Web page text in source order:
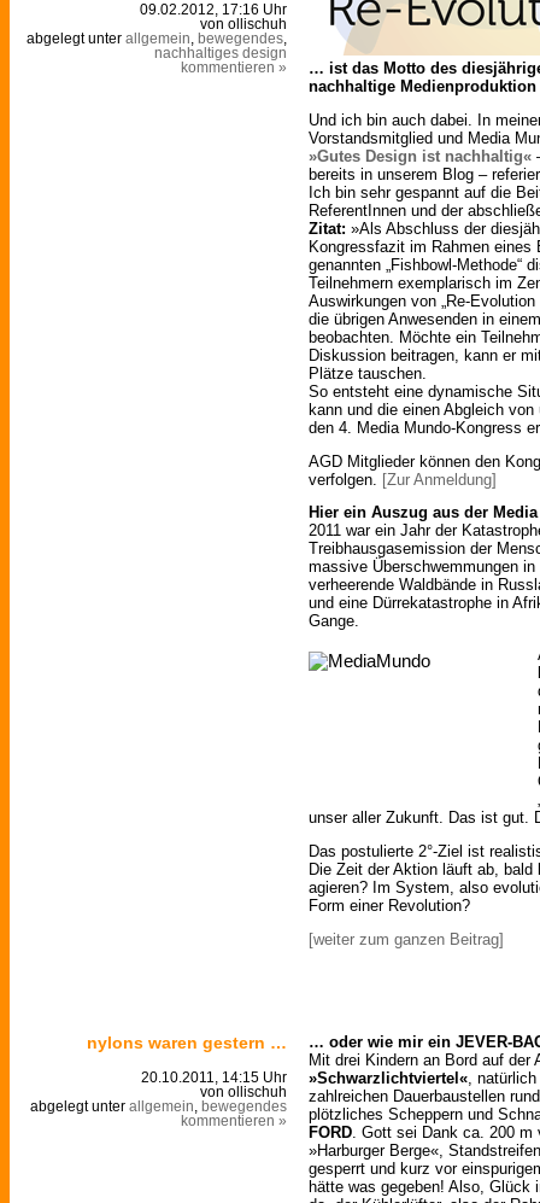
09.02.2012, 17:16 Uhr
von ollischuh
abgelegt unter allgemein bewegendes
nachhaltiges design
kommentieren »
… ist das Motto des
nachhaltige
Und ich bin auch dabei. In
Vorstandsmitglied und Media
»Gutes Design ist nachhaltig«
bereits in unserem Blog –
Ich bin sehr gespannt auf die
ReferentInnen und der
Zitat: »Als Abschluss der
Kongressfazit im Rahmen
genannten „Fishbowl-Methode“
Teilnehmern exemplarisch im
Auswirkungen von „Re-
die übrigen Anwesenden in
beobachten. Möchte ein
Diskussion beitragen, kann er
Plätze tauschen.
So entsteht eine dynamische
kann und die einen Abgleich
den 4. Media Mundo-Kongress
AGD Mitglieder können den
verfolgen. [Zur Anmeldung]
Hier ein Auszug aus der
2011 war ein Jahr der
Treibhausgasemission der
massive Überschwemmungen
verheerende Waldbände in
und eine Dürrekatastrophe in
Gange.
unser aller Zukunft. Das ist gut.
Das postulierte 2°-Ziel ist
Die Zeit der Aktion läuft ab,
agieren? Im System, also
Form einer Revolution?
[weiter zum ganzen Beitrag]
nylons waren gestern …
20.10.2011, 14:15 Uhr
von ollischuh
abgelegt unter allgemein
bewegendes
kommentieren »
… oder wie mir ein JEVER-
Mit drei Kindern an Bord auf der
»Schwarzlichtviertel«,
zahlreichen Dauerbaustellen
plötzliches Scheppern und
FORD. Gott sei Dank ca. 200 m
»Harburger Berge«,
gesperrt und kurz vor
hätte was gegeben! Also, Glück